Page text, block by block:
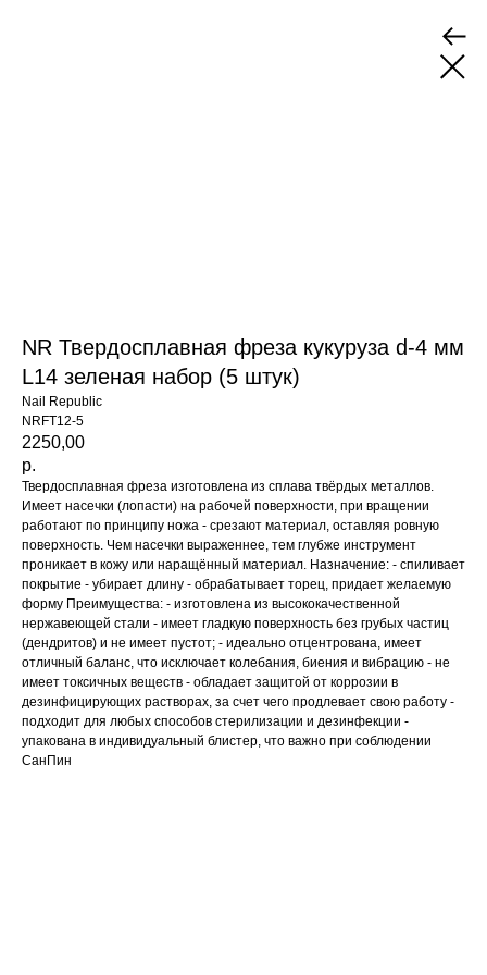
NR Твердосплавная фреза кукуруза d-4 мм
L14 зеленая набор (5 штук)
Nail Republic
NRFT12-5
2250,00
р.
Твердосплавная фреза изготовлена из сплава твёрдых металлов.
Имеет насечки (лопасти) на рабочей поверхности, при вращении
работают по принципу ножа - срезают материал, оставляя ровную
поверхность. Чем насечки выраженнее, тем глубже инструмент
проникает в кожу или наращённый материал. Назначение: - спиливает
покрытие - убирает длину - обрабатывает торец, придает желаемую
форму Преимущества: - изготовлена из высококачественной
нержавеющей стали - имеет гладкую поверхность без грубых частиц
(дендритов) и не имеет пустот; - идеально отцентрована, имеет
отличный баланс, что исключает колебания, биения и вибрацию - не
имеет токсичных веществ - обладает защитой от коррозии в
дезинфицирующих растворах, за счет чего продлевает свою работу -
подходит для любых способов стерилизации и дезинфекции -
упакована в индивидуальный блистер, что важно при соблюдении
СанПин